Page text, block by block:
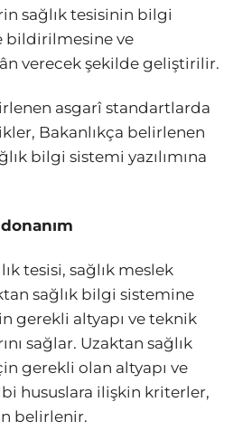
sağlık tesisinin bilgi
bildirilmesine ve
verecek şekilde geliştirilir.
asgarî standartlarda
Bakanlıkça belirlenen
bilgi sistemi yazılımına
tesisi, sağlık meslek
sağlık bilgi sistemine
gerekli altyapı ve teknik
sağlar. Uzaktan sağlık
gerekli olan altyapı ve
hususlara ilişkin kriterler,
belirlenir.